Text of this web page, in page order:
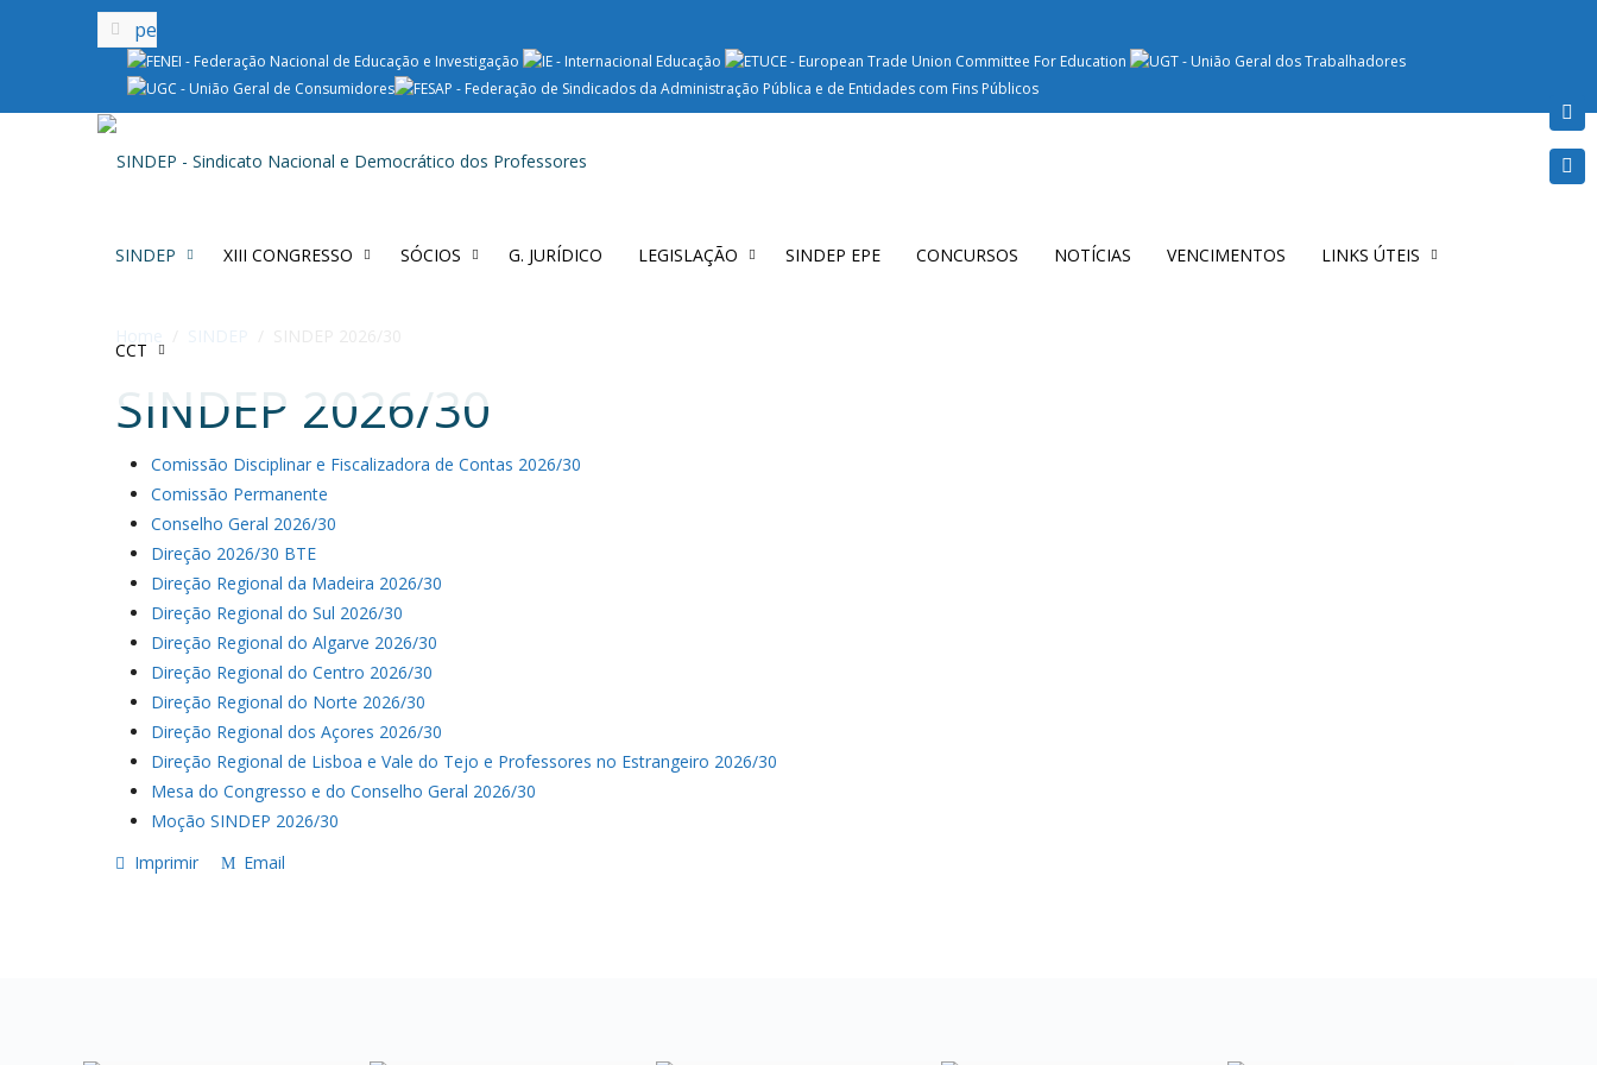
SINDEP XIII CONGRESSO SÓCIOS G. JURÍDICO LEGISLAÇÃO SINDEP EPE CONCURSOS NOTÍCIAS VENCIMENTOS LINKS ÚTEIS
CCT
SINDEP 2026/30
Comissão Disciplinar e Fiscalizadora de Contas 2026/30
Comissão Permanente
Conselho Geral 2026/30
Direção 2026/30 BTE
Direção Regional da Madeira 2026/30
Direção Regional do Sul 2026/30
Direção Regional do Algarve 2026/30
Direção Regional do Centro 2026/30
Direção Regional do Norte 2026/30
Direção Regional dos Açores 2026/30
Direção Regional de Lisboa e Vale do Tejo e Professores no Estrangeiro 2026/30
Mesa do Congresso e do Conselho Geral 2026/30
Moção SINDEP 2026/30
Imprimir
Email